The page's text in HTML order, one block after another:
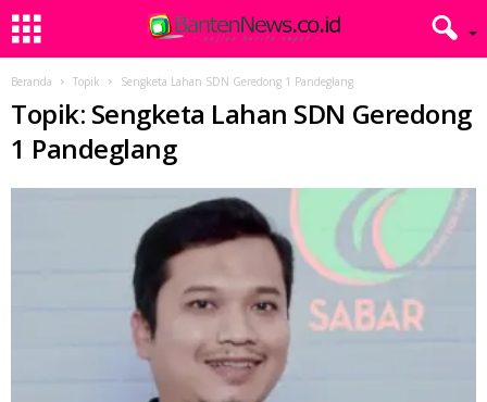
Beranda Topik Sengketa Lahan SDN Geredong 1 Pandeglang
Topik: Sengketa Lahan SDN Geredong
1 Pandeglang